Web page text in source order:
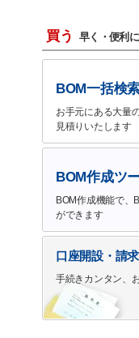
買う 早く・便利
BOM一括検
お手元にある大量
見積りいたします
BOM作成ツ
BOM作成機能で、
ができます
口座開設・請
手続きカンタン、